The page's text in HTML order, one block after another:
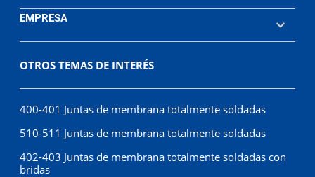
EMPRESA
OTROS TEMAS DE INTERÉS
400-401 Juntas de membrana totalmente soldadas
510-511 Juntas de membrana totalmente soldadas
402-403 Juntas de membrana totalmente soldadas con
bridas